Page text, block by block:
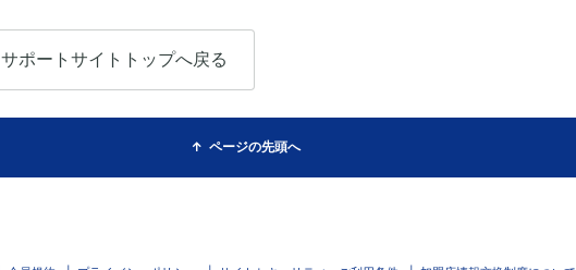
サポートサイトトップへ戻る
ページの先頭へ